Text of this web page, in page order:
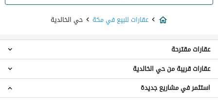
عقارات للبيع في مكة
حي الخالدية
عقارات استوديو للبيع في حي الخالدية
عقارات 5 غرف نوم للبيع في حي الخالدية
اراضي سكنية للبيع في حي الخالدية
عقارات مقترحة
عقارات حي الشبيكة الجديد
عقارات حي السوق الجديد
عقارات قريبة من حي الخالدية
استثمر في مشاريع جديدة